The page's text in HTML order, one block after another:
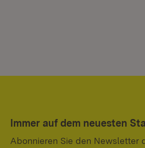
Immer auf dem neuesten
Abonnieren Sie den Newsletter